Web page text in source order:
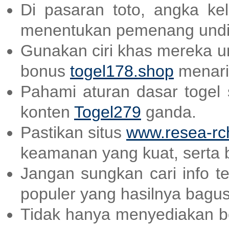
Di pasaran toto, angka
menentukan pemenang
Gunakan ciri khas mereka
bonus togel178.shop
Pahami aturan dasar
konten Togel279 ganda.
Pastikan situs www.resea-
keamanan yang kuat, serta
Jangan sungkan cari info
populer yang hasilnya
Tidak hanya menyediakan